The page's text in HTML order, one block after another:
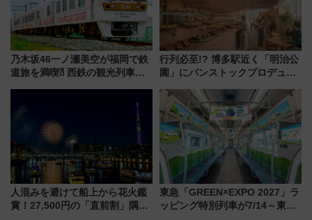
乃木坂46一ノ瀬美空が福岡で鉄
道旅を満喫⁈ 西鉄の観光列車
府･柳川の旅！YouTubeが公開
行列必至!? 博多駅近く「明治公
園」にパンストックプロデュー
オープン 秋からはビストロ営業
も！
人混みを避けて船上から花火鑑
賞！27,500円の「直前割」隅田
東急「GREEN×EXPO 2027」ラ
ッピング特別列車が7/14～東